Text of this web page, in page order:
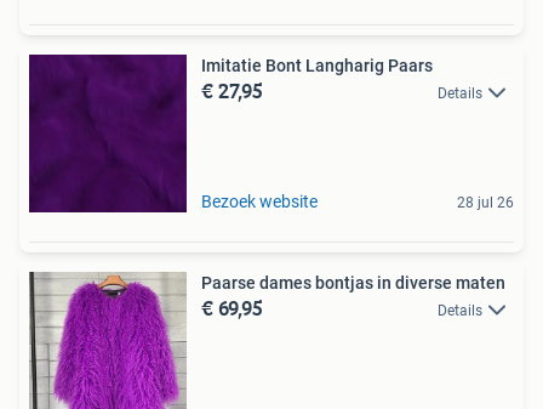
Imitatie Bont Langharig Paars
€ 27,95 Details
Bezoek website 28 jul 26
Paarse dames bontjas in diverse maten
€ 69,95 Details